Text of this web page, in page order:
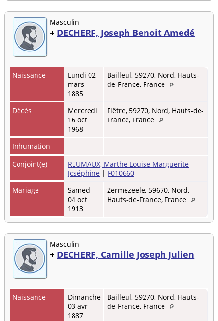
Masculin
+ DECHERF, Joseph Benoit Amedé
Naissance
Lundi 02
mars
1885
Bailleul, 59270, Nord, Hauts-
de-France, France
Décès
Mercredi
16 oct
1968
Flêtre, 59270, Nord, Hauts-de-
France, France
Inhumation
Conjoint(e)
REUMAUX, Marthe Louise Marguerite
Joséphine | F010660
Mariage
Samedi
04 oct
1913
Zermezeele, 59670, Nord,
Hauts-de-France, France
Masculin
+ DECHERF, Camille Joseph Julien
Naissance
Dimanche
03 avr
1887
Bailleul, 59270, Nord, Hauts-
de-France, France